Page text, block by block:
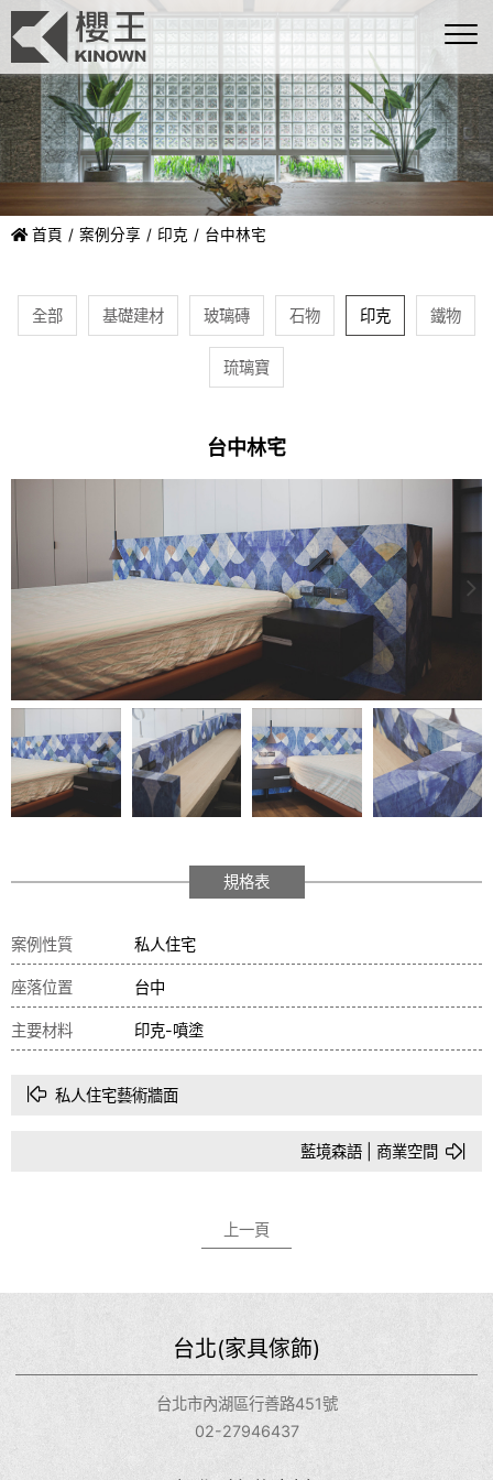
首頁 案例分享 印克 台中林宅
全部 基礎建材 玻璃磚 石物 印克 鐵物
琉璃寶
台中林宅
規格表
案例性質 私人住宅
座落位置 台中
主要材料 印克-噴塗
私人住宅藝術牆面
藍境森語 | 商業空間
上一頁
台北(家具傢飾)
台北市內湖區行善路451號
02-27946437